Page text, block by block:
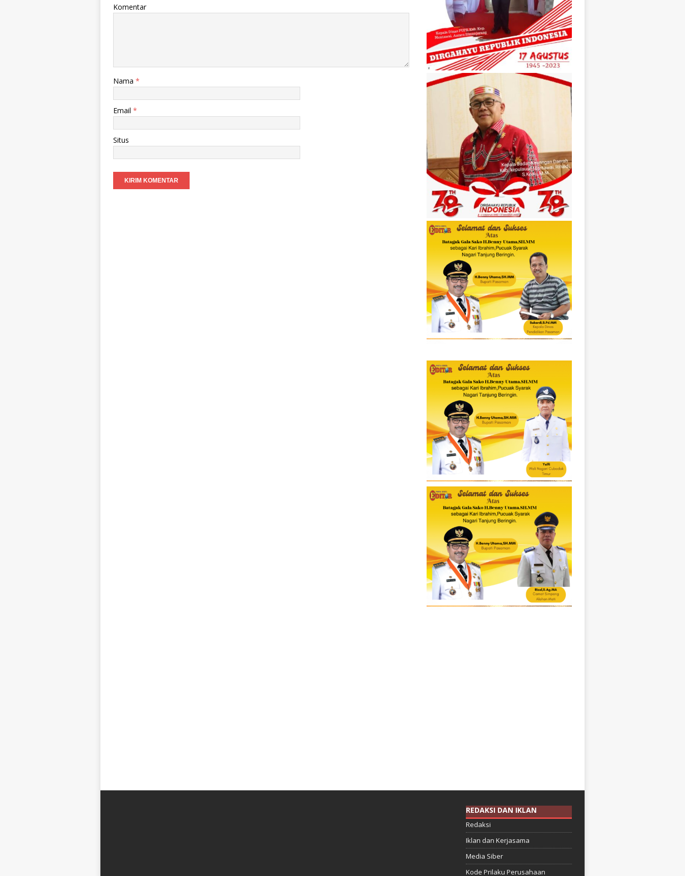
Komentar
Nama *
Email *
Situs
REDAKSI DAN IKLAN
Redaksi
Iklan dan Kerjasama
Media Siber
Kode Prilaku Perusahaan